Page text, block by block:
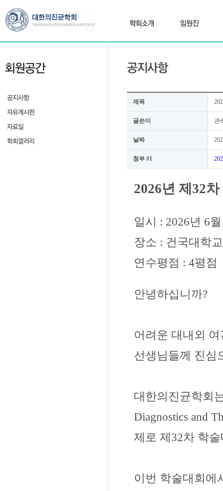
제목
글쓴이 관
날짜
첨부 #1
2026년 제32
일시 : 2026년 6
장소 : 건국대학
연수평점 : 4평점
안녕하십니까?
어려운 대내외
선생님들께 진심
대한의진균학회
Diagnostics and
제로 제32차 학
이번 학술대회에